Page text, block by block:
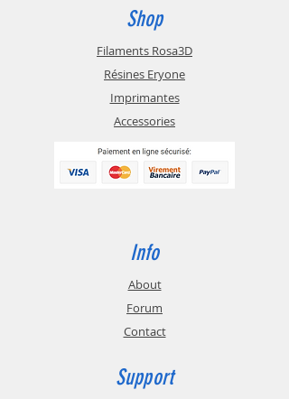
Shop
Filaments Rosa3D
Résines Eryone
Imprimantes
Accessories
Info
About
Forum
Contact
Support